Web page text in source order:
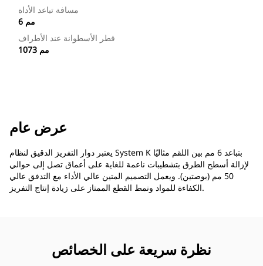
مسافة تباعد الأداة
6 مم
قطر الأسطوانة عند الأطراف
1073 مم
عرض عام
يعتبر دوار التفريز الدقيق لنظام System K بتباعد 6 مم بين اللقم مثاليًا
لإزالة أسطح الطرق بتشطيبات ناعمة للغاية على أعماق تصل إلى حوالي
50 مم (بوصتين). ويعمل التصميم المتين عالي الأداء مع التدفق عالي
الكفاءة للمواد ونمط القطع الممتاز على زيادة إنتاج التفريز.
نظرة سريعة على الخصائص